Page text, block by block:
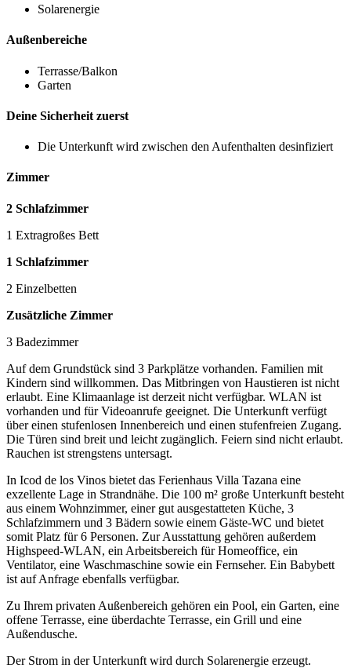
Solarenergie
Außenbereiche
Terrasse/Balkon
Garten
Deine Sicherheit zuerst
Die Unterkunft wird zwischen den Aufenthalten desinfiziert
Zimmer
2 Schlafzimmer
1 Extragroßes Bett
1 Schlafzimmer
2 Einzelbetten
Zusätzliche Zimmer
3 Badezimmer
Auf dem Grundstück sind 3 Parkplätze vorhanden. Familien mit
Kindern sind willkommen. Das Mitbringen von Haustieren ist nicht
erlaubt. Eine Klimaanlage ist derzeit nicht verfügbar. WLAN ist
vorhanden und für Videoanrufe geeignet. Die Unterkunft verfügt
über einen stufenlosen Innenbereich und einen stufenfreien Zugang.
Die Türen sind breit und leicht zugänglich. Feiern sind nicht erlaubt.
Rauchen ist strengstens untersagt.
In Icod de los Vinos bietet das Ferienhaus Villa Tazana eine
exzellente Lage in Strandnähe. Die 100 m² große Unterkunft besteht
aus einem Wohnzimmer, einer gut ausgestatteten Küche, 3
Schlafzimmern und 3 Bädern sowie einem Gäste-WC und bietet
somit Platz für 6 Personen. Zur Ausstattung gehören außerdem
Highspeed-WLAN, ein Arbeitsbereich für Homeoffice, ein
Ventilator, eine Waschmaschine sowie ein Fernseher. Ein Babybett
ist auf Anfrage ebenfalls verfügbar.
Zu Ihrem privaten Außenbereich gehören ein Pool, ein Garten, eine
offene Terrasse, eine überdachte Terrasse, ein Grill und eine
Außendusche.
Der Strom in der Unterkunft wird durch Solarenergie erzeugt.